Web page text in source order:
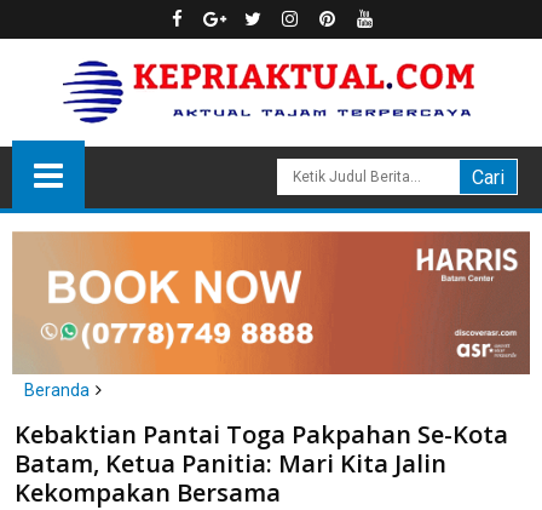
Beranda
Batam
Kebaktian Pantai Toga Pakpahan Se-Kota Batam, Ketua Panitia:
Mari Kita Jalin Kekompakan Bersama
Kebaktian Pantai Toga Pakpahan Se-Kota
Batam, Ketua Panitia: Mari Kita Jalin
Kekompakan Bersama